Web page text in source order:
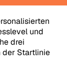
und
drei
der Startlinie